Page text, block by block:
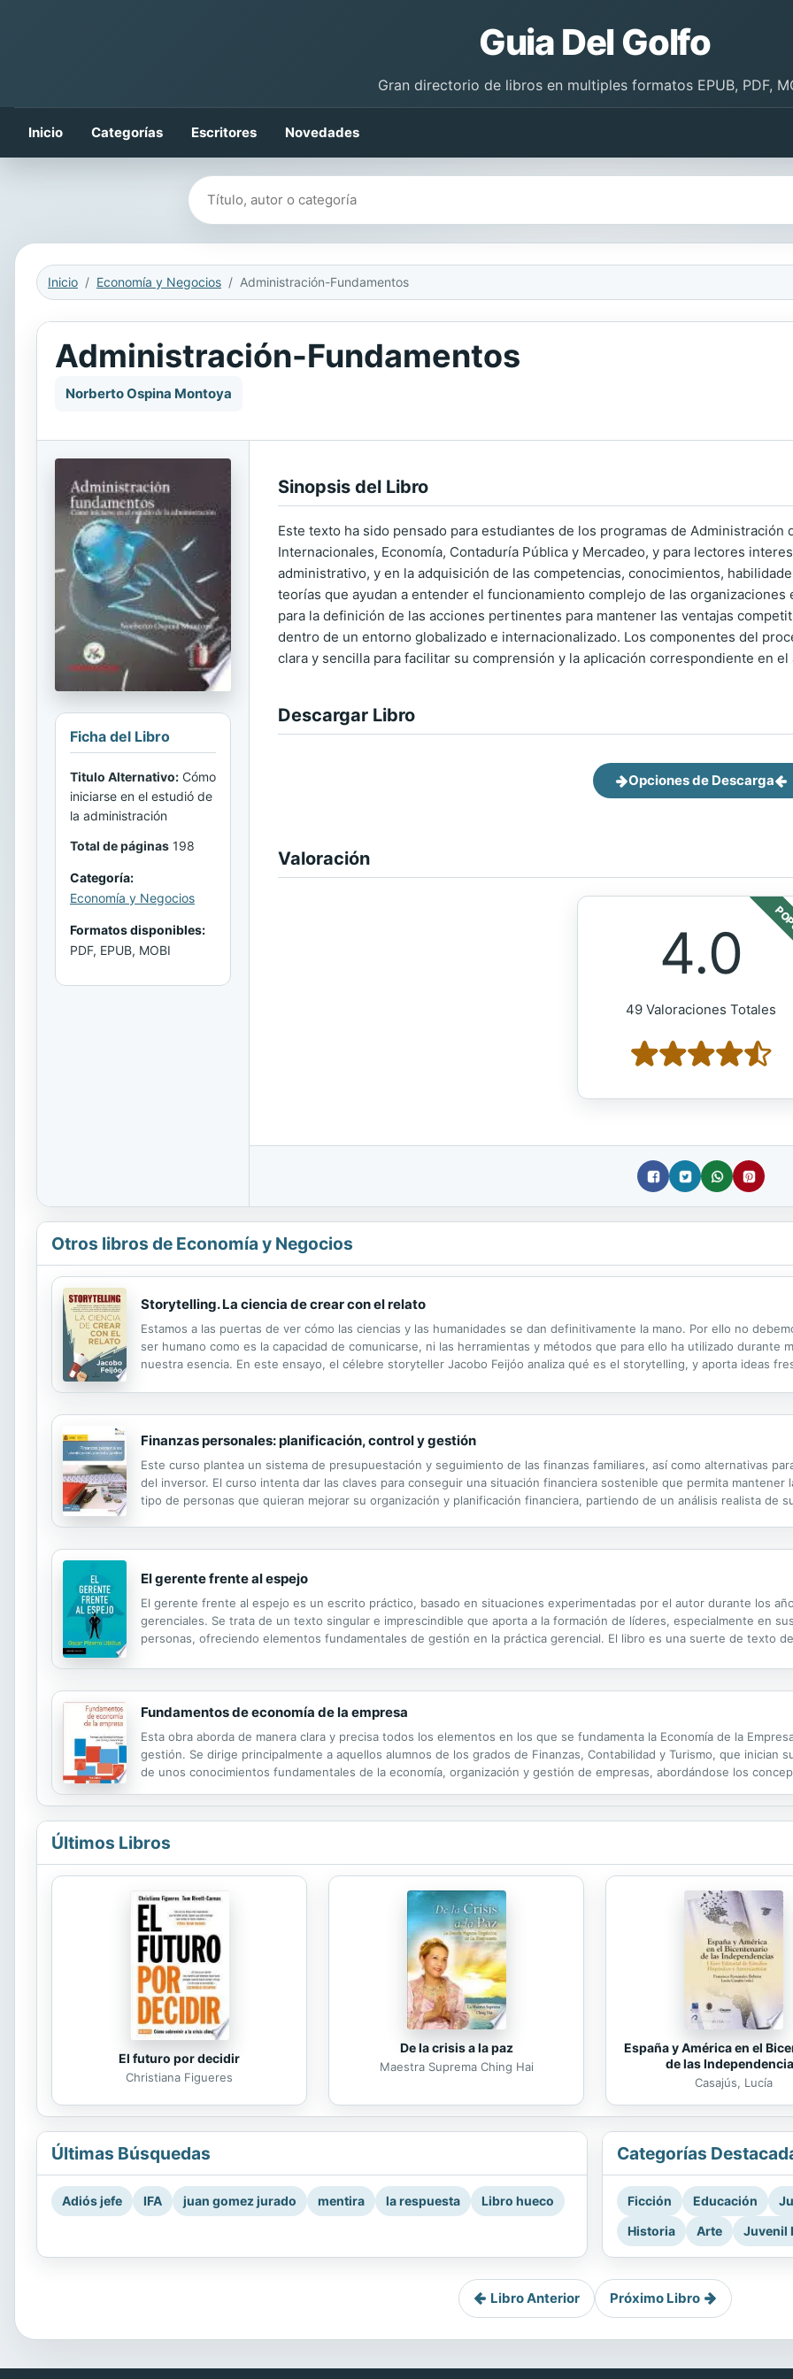
Guia Del Golfo
Gran directorio de libros en multiples formatos EPUB, PDF,
Inicio Categorías Escritores Novedades
Buscar libros
Inicio Economía y Negocios Administración-Fundamentos
Administración-Fundamentos
Norberto Ospina Montoya
Ficha del Libro
Titulo Alternativo: Cómo
iniciarse en el estudió de
la administración
Total de páginas 198
Categoría:
Economía y Negocios
Formatos disponibles:
PDF, EPUB, MOBI
Sinopsis del Libro
Este texto ha sido pensado para estudiantes de los programas de
Internacionales, Economía, Contaduría Pública y Mercadeo, y para lectores
administrativo, y en la adquisición de las competencias, conocimientos,
teorías que ayudan a entender el funcionamiento complejo de las
para la definición de las acciones pertinentes para mantener las ventajas
dentro de un entorno globalizado e internacionalizado. Los componentes del
clara y sencilla para facilitar su comprensión y la aplicación correspondiente en
Descargar Libro
Opciones de Descarga
Valoración
4.0
49 Valoraciones Totales
Otros libros de Economía y Negocios
Storytelling. La ciencia de crear con el relato
Estamos a las puertas de ver cómo las ciencias y las humanidades se dan definitivamente la mano. Por ello no
ser humano como es la capacidad de comunicarse, ni las herramientas y métodos que para ello ha utilizado durante
nuestra esencia. En este ensayo, el célebre storyteller Jacobo Feijóo analiza qué es el storytelling, y aporta ideas
Finanzas personales: planificación, control y gestión
Este curso plantea un sistema de presupuestación y seguimiento de las finanzas familiares, así como alternativas
del inversor. El curso intenta dar las claves para conseguir una situación financiera sostenible que permita mantener
tipo de personas que quieran mejorar su organización y planificación financiera, partiendo de un análisis realista de
El gerente frente al espejo
El gerente frente al espejo es un escrito práctico, basado en situaciones experimentadas por el autor durante los
gerenciales. Se trata de un texto singular e imprescindible que aporta a la formación de líderes, especialmente en
personas, ofreciendo elementos fundamentales de gestión en la práctica gerencial. El libro es una suerte de texto
Fundamentos de economía de la empresa
Esta obra aborda de manera clara y precisa todos los elementos en los que se fundamenta la Economía de la
gestión. Se dirige principalmente a aquellos alumnos de los grados de Finanzas, Contabilidad y Turismo, que inician
de unos conocimientos fundamentales de la economía, organización y gestión de empresas, abordándose los
Últimos Libros
El futuro por decidir
Christiana Figueres
De la crisis a la paz
Maestra Suprema Ching Hai
España y América en el
de las
Casajús, Lucía
Últimas Búsquedas
Adiós jefe IFA juan gomez jurado mentira la respuesta Libro hueco
Categorías
Ficción Educación
Historia
Arte Juvenil
Libro Anterior Próximo Libro